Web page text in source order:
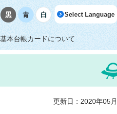
Select Language
本台帳カードについて
更新日：2020年05